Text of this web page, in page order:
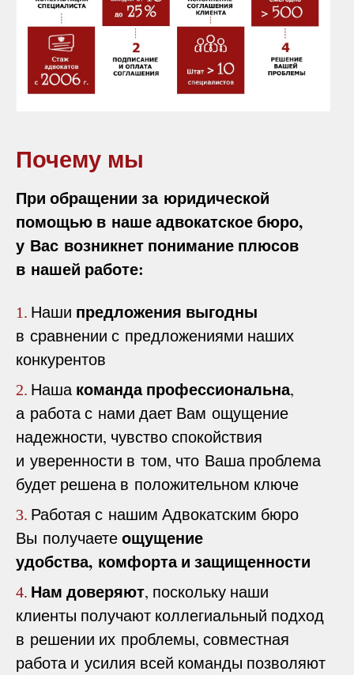
Почему мы
При обращении за юридической
помощью в наше адвокатское бюро,
у Вас возникнет понимание плюсов
в нашей работе:
1. Наши предложения выгодны
в сравнении с предложениями наших
конкурентов
2. Нашакоманда профессиональна,
а работа с нами дает Вам ощущение
надежности, чувство спокойствия
и уверенности в том, что Ваша проблема
будет решена в положительном ключе
3. Работая с нашим Адвокатским бюро
Вы получаетеощущение
удобства, комфорта и защищенности
4. Нам доверяют, поскольку наши
клиенты получают коллегиальный подход
в решении их проблемы, совместная
работа и усилия всей команды позволяют